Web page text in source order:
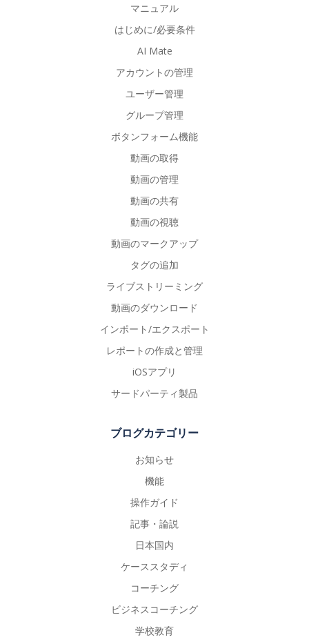
マニュアル
はじめに/必要条件
AI Mate
アカウントの管理
ユーザー管理
グループ管理
ボタンフォーム機能
動画の取得
動画の管理
動画の共有
動画の視聴
動画のマークアップ
タグの追加
ライブストリーミング
動画のダウンロード
インポート/エクスポート
レポートの作成と管理
iOSアプリ
サードパーティ製品
ブログカテゴリー
お知らせ
機能
操作ガイド
記事・論説
日本国内
ケーススタディ
コーチング
ビジネスコーチング
学校教育